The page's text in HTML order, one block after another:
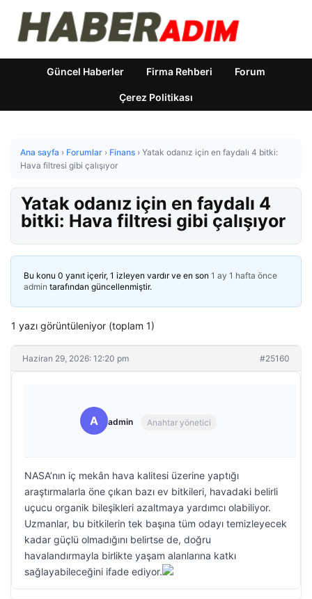
Güncel Haberler Firma Rehberi Forum
Çerez Politikası
Ana sayfa › Forumlar › Finans › Yatak odanız için en faydalı 4 bitki:
Hava filtresi gibi çalışıyor
Yatak odanız için en faydalı 4
bitki: Hava filtresi gibi çalışıyor
Bu konu 0 yanıt içerir, 1 izleyen vardır ve en son 1 ay 1 hafta önce
admin tarafından güncellenmiştir.
1 yazı görüntüleniyor (toplam 1)
Haziran 29, 2026: 12:20 pm #25160
A admin Anahtar yönetici
NASA’nın iç mekân hava kalitesi üzerine yaptığı
araştırmalarla öne çıkan bazı ev bitkileri, havadaki belirli
uçucu organik bileşikleri azaltmaya yardımcı olabiliyor.
Uzmanlar, bu bitkilerin tek başına tüm odayı temizleyecek
kadar güçlü olmadığını belirtse de, doğru
havalandırmayla birlikte yaşam alanlarına katkı
sağlayabileceğini ifade ediyor.